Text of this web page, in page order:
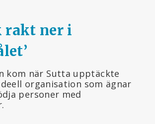
rakt ner i
’
kom när Sutta upptäckte
organisation som ägnar
personer med